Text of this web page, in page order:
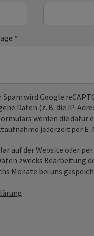
*
Spam wird Google
Daten (z. B. die IP-
werden die
jederzeit per E-
auf der Website oder
zwecks Bearbeitung
Monate bei uns